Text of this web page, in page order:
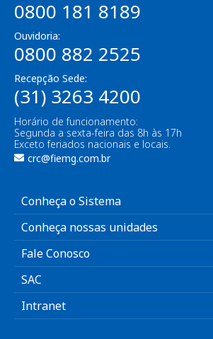
0800 181 8189
Ouvidoria:
0800 882 2525
Recepção Sede:
(31) 3263 4200
Horário de funcionamento:
Segunda a sexta-feira das 8h às 17h
Exceto feriados nacionais e locais.
crc@fiemg.com.br
Conheça o Sistema
Conheça nossas unidades
Fale Conosco
SAC
Intranet